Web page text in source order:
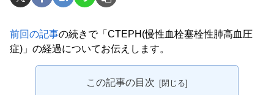
前回の記事の続きで「CTEPH(慢性血栓塞栓性肺高血圧
症)」の経過についてお伝えします。
この記事の目次